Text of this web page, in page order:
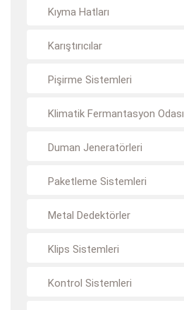
Kıyma Hatları
Karıştırıcılar
Pişirme Sistemleri
Klimatik Fermantasyon Odası
Duman Jeneratörleri
Paketleme Sistemleri
Metal Dedektörler
Klips Sistemleri
Kontrol Sistemleri